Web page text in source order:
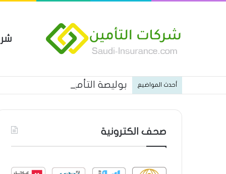
أحدث المواضيع بوليصة التأمين العام من شركة
صحف الكترونية